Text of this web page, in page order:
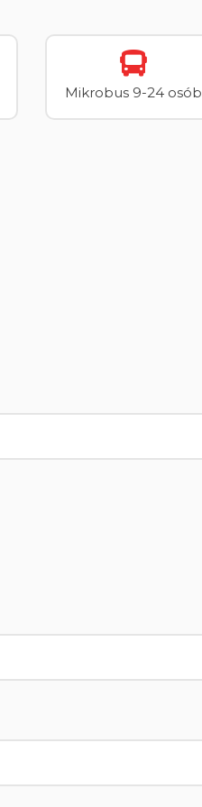
Mikrobus 9-24 osób